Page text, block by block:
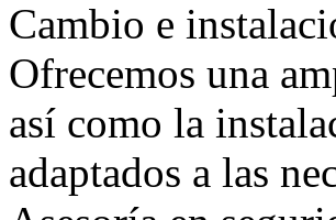
Cambio e
Ofrecemos una
así como la
adaptados a las